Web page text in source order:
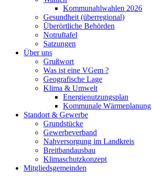
Kommunahlwahlen 2026
Gesundheit (überregional)
Überörtliche Behörden
Notruftafel
Satzungen
Über uns
Grußwort
Was ist eine VGem ?
Geografische Lage
Klima & Umwelt
Energienutzungsplan
Kommunale Wärmeplanung
Standort & Gewerbe
Grundstücke
Gewerbeverband
Nahversorgung im Landkreis
Breitbandausbau
Klimaschutzkonzept
Mitgliedsgemeinden